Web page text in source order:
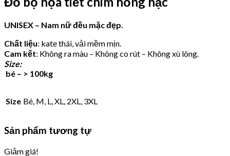
UNISEX – Nam nữ đều mặc đẹp.
Chất liệu: kate thái, vải mềm mịn.
Cam kết: Không ra màu – Không co rút – Không xù lông.
Size:
bé – > 100kg
Size Bé, M, L, XL, 2XL, 3XL
Sản phẩm tương tự
Giảm giá!